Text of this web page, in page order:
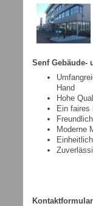
Senf Gebäude-
Hand
Hohe
Ein faires
Moderne